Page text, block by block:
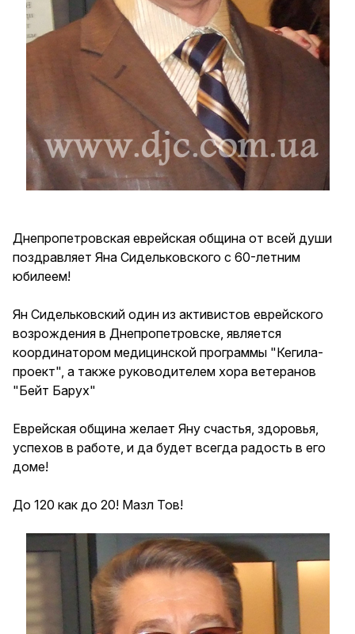
Днепропетровская еврейская община от всей души
поздравляет Яна Сидельковского с 60-летним
юбилеем!
Ян Сидельковский один из активистов еврейского
возрождения в Днепропетровске, является
координатором медицинской программы "Кегила-
проект", а также руководителем хора ветеранов
"Бейт Барух"
Еврейская община желает Яну счастья, здоровья,
успехов в работе, и да будет всегда радость в его
доме!
До 120 как до 20! Мазл Тов!